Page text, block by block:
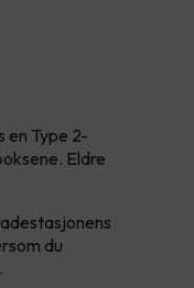
en Type 2-
Eldre
du